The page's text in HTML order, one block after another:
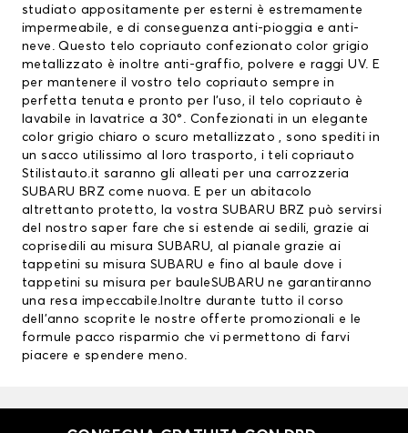
studiato appositamente per esterni è estremamente
impermeabile, e di conseguenza anti-pioggia e anti-
neve. Questo telo copriauto confezionato color grigio
metallizzato è inoltre anti-graffio, polvere e raggi UV. E
per mantenere il vostro telo copriauto sempre in
perfetta tenuta e pronto per l’uso, il telo copriauto è
lavabile in lavatrice a 30°. Confezionati in un elegante
color grigio chiaro o scuro metallizzato , sono spediti in
un sacco utilissimo al loro trasporto, i teli copriauto
Stilistauto.it saranno gli alleati per una carrozzeria
SUBARU BRZ come nuova. E per un abitacolo
altrettanto protetto, la vostra SUBARU BRZ può servirsi
del nostro saper fare che si estende ai sedili, grazie ai
coprisedili au misura SUBARU, al pianale grazie ai
tappetini su misura SUBARU e fino al baule dove i
tappetini su misura per bauleSUBARU ne garantiranno
una resa impeccabile.Inoltre durante tutto il corso
dell’anno scoprite le nostre offerte promozionali e le
formule pacco risparmio che vi permettono di farvi
piacere e spendere meno.